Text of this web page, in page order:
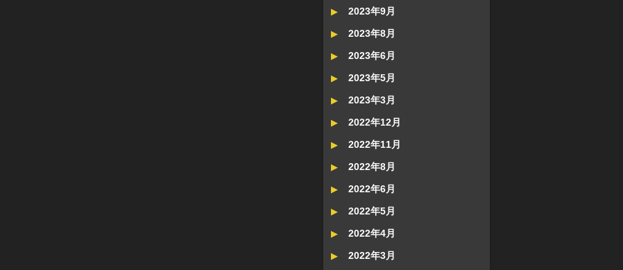
2023年9月
2023年8月
2023年6月
2023年5月
2023年3月
2022年12月
2022年11月
2022年8月
2022年6月
2022年5月
2022年4月
2022年3月